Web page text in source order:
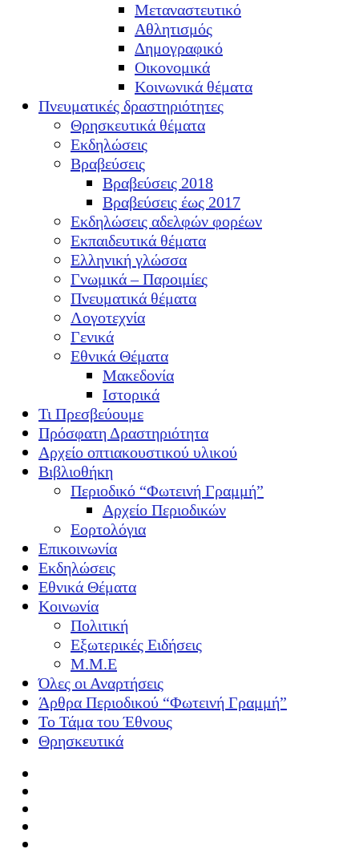
Μεταναστευτικό
Αθλητισμός
Δημογραφικό
Οικονομικά
Κοινωνικά θέματα
Πνευματικές δραστηριότητες
Θρησκευτικά θέματα
Εκδηλώσεις
Βραβεύσεις
Βραβεύσεις 2018
Βραβεύσεις έως 2017
Εκδηλώσεις αδελφών φορέων
Εκπαιδευτικά θέματα
Ελληνική γλώσσα
Γνωμικά – Παροιμίες
Πνευματικά θέματα
Λογοτεχνία
Γενικά
Εθνικά Θέματα
Μακεδονία
Ιστορικά
Τι Πρεσβεύουμε
Πρόσφατη Δραστηριότητα
Αρχείο οπτιακουστικού υλικού
Βιβλιοθήκη
Περιοδικό “Φωτεινή Γραμμή”
Αρχείο Περιοδικών
Εορτολόγια
Επικοινωνία
Εκδηλώσεις
Εθνικά Θέματα
Κοινωνία
Πολιτική
Εξωτερικές Ειδήσεις
Μ.Μ.Ε
Όλες οι Αναρτήσεις
Άρθρα Περιοδικού “Φωτεινή Γραμμή”
Το Τάμα του Έθνους
Θρησκευτικά